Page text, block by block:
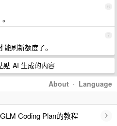
6
7
刷新额度了。
贴 AI 生成的内容
About · Language
Coding Plan的教程 ›